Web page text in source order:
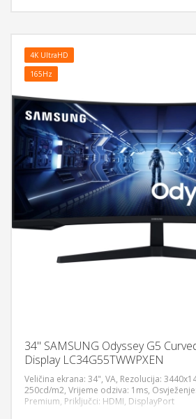
4K UltraHD
165Hz
34" SAMSUNG Odyssey G5
Display LC34G55TWWPXEN
Veličina ekrana: 34", VA, Rezolucija:
250cd/m2, Vrijeme odziva: 1ms,
Premium, Priključci: HDMI, DisplayPort